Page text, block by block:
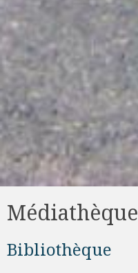
Médiathèque
Bibliothèque